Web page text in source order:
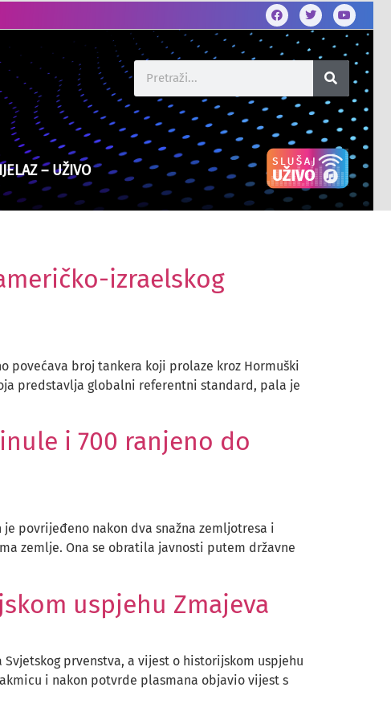
– UŽIVO
izraelskog
povećava broj tankera koji prolaze kroz Hormuški
predstavlja globalni referentni standard, pala je
i 700 ranjeno do
povrijeđeno nakon dva snažna zemljotresa i
zemlje. Ona se obratila javnosti putem državne
uspjehu Zmajeva
prvenstva, a vijest o historijskom uspjehu
i nakon potvrde plasmana objavio vijest s